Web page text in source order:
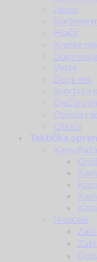
Jakne
Borbene
Hlače
Kratke
Duge
Veste
Donji veš
Sportska
Dječja
Odjeća i
Obuća
Taktička
Kamuflaža
Naočale